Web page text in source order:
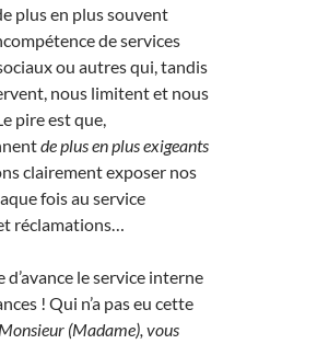
plus en plus souvent
de services
ou autres qui, tandis
nous limitent et nous
pire est que,
de plus en plus exigeants
clairement exposer nos
fois au service
réclamations…
le service interne
! Qui n’a pas eu cette
(Madame), vous